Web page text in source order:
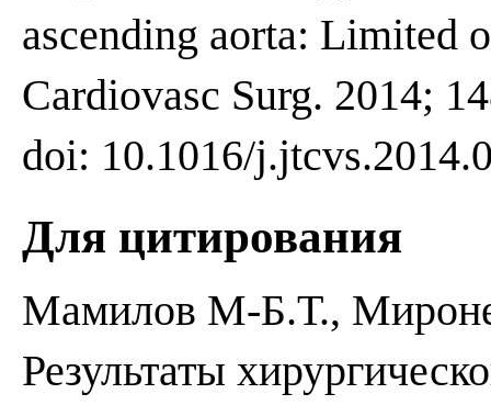
ascending aorta: Limited
Cardiovasc Surg. 2014;
doi: 10.1016/
Для цитирования
Мамилов М-Б.Т.,
Результаты